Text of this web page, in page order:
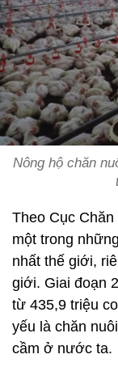
Nông hộ chăn
Theo Cục
một trong
nhất thế giới,
giới. Giai đoạn
từ 435,9 triệu
yếu là chăn
cầm ở nước ta.